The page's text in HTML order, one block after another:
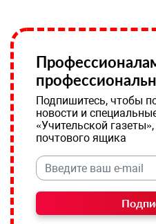
Подпишитесь, чтобы
новости и
«Учительской
почтового ящика